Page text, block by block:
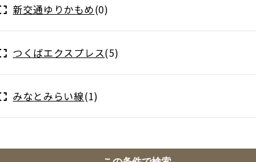
新交通ゆりかもめ(0)
つくばエクスプレス(5)
みなとみらい線(1)